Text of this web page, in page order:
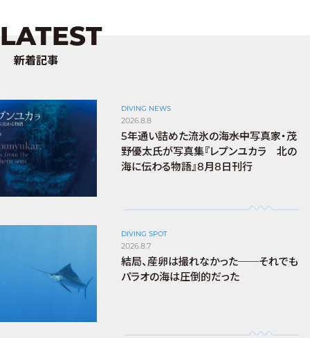
LATEST
新着記事
DIVING NEWS
2026.8.8
5年通い詰めた流氷の海――水中写真家・茂
野優太氏が写真集『レプンユカラ 北の
海に伝わる物語』8月8日刊行
DIVING SPOT
2026.8.7
結局、産卵は撮れなかった──それでも
パラオの海は圧倒的だった